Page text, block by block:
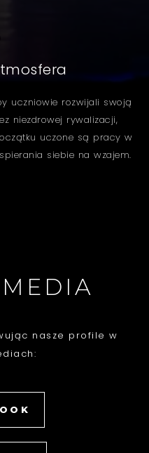
uczniowie rozwijali swoją
niezdrowej rywalizacji,
uczone są pracy w
siebie na wzajem.
nasze profile w